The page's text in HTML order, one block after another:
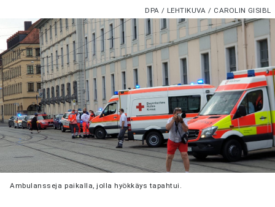
DPA / LEHTIKUVA / CAROLIN GISIBL
Ambulansseja paikalla, jolla hyökkäys tapahtui.